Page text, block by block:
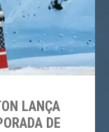
LANÇA
DE